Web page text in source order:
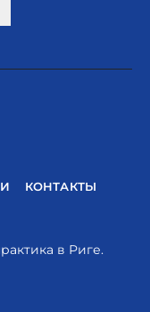
КОНТАКТЫ
в Риге.